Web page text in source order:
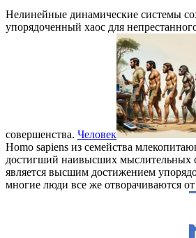
Нелинейные динамические системы
упорядоченный хаос для
совершенства. Человек
Homo sapiens из семейства
достигший наивысших мыслительных
является высшим достижением
многие люди все же отворачиваются от